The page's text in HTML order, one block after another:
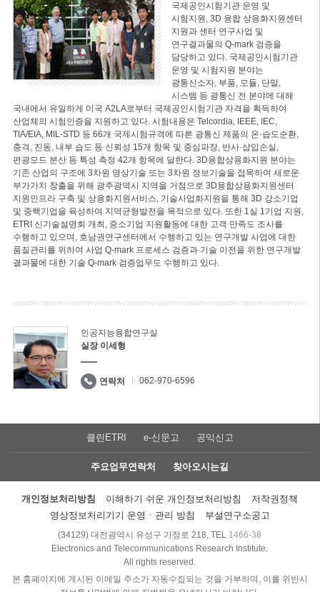
국제공인시험기관 운영 및
시험지원, 3D 융합 상용화지원센터
지원과 센터 연구사업 및
연구결과물의 Q-mark 검증을
담당하고 있다. 국제공인시험기관
운영 및 시험지원 분야는
광통신소자, 부품, 모듈, 단말,
시스템 등 광통신 전 분야에 대해
국내에서 유일하게 미국 A2LA로부터 국제공인시험기관 자격을 획득하여
산업체의 시험인증을 지원하고 있다. 시험내용은 Telcordia, IEEE, IEC,
TIA/EIA, MIL-STD 등 66개 국제시험규격에 따른 광통신 제품의 온·습도순환,
충격, 진동, 내부 습도 등 신뢰성 15개 항목 및 중심파장, 반사·삽입손실,
편광모드 분산 등 특성 측정 42개 항목에 달한다. 3D융합상용화지원 분야는
기존 산업의 구조에 3차원 영상기술 또는 3차원 정보기술을 접목하여 새로운
부가가치 창출을 위해 광주광역시 지역을 거점으로 3D융합상용화지원센터
지원인프라 구축 및 상용화지원서비스, 기술사업화지원을 통해 3D 강소기업
및 중핵기업을 육성하여 지역균형발전을 목적으로 있다. 또한 1실 1기업 지원,
ETRI 신기술설명회 개최, 중소기업 지원활동에 대한 고객 만족도 조사를
수행하고 있으며, 호남권연구센터에서 수행하고 있는 연구개발 사업에 대한
품질관리를 위하여 사업 Q-mark 프로세스 검증과 기술 이전을 위한 연구개발
결과물에 대한 기술 Q-mark 검증업무도 수행하고 있다.
인공지능융합연구실
실장 이세형
연락처 062-970-6596
클린ETRI e-신문고 공익신고
주요업무연락처 찾아오시는길
개인정보처리방침 이해하기 쉬운 개인정보처리방침
저작권정책
영상정보처리기기 운영ㆍ관리 방침
부설연구소공고
(34129) 대전광역시 유성구 가정로 218, TEL 1466-38
Electronics and Telecommunications Research Institute.
All rights reserved.
본 홈페이지에 게시된 이메일 주소가 자동수집되는 것을 거부하며, 이를 위반시